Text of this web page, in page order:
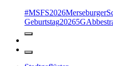
Geburtstag20265G